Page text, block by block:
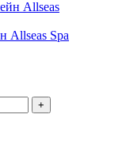
Allseas Spa
+